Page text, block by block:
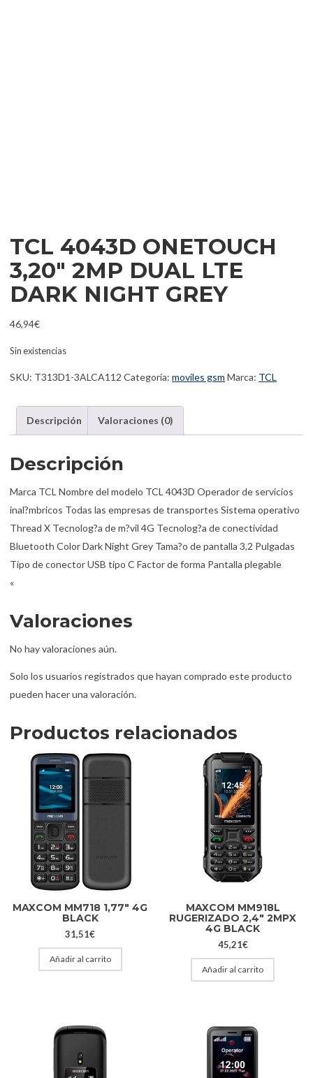
TCL 4043D ONETOUCH
3,20″ 2MP DUAL LTE
DARK NIGHT GREY
46,94€
Sin existencias
SKU: T313D1-3ALCA112 Categoría: moviles gsm Marca: TCL
Descripción Valoraciones (0)
Descripción
Marca TCL Nombre del modelo TCL 4043D Operador de servicios
inal?mbricos Todas las empresas de transportes Sistema operativo
Thread X Tecnolog?a de m?vil 4G Tecnolog?a de conectividad
Bluetooth ColorDark Night Grey Tama?o de pantalla 3,2 Pulgadas
Tipo de conectorUSB tipo C Factor de forma Pantalla plegable
«
Valoraciones
No hay valoraciones aún.
Solo los usuarios registrados que hayan comprado este producto
pueden hacer una valoración.
Productos relacionados
MAXCOM MM718 1,77″ 4G
BLACK
31,51€
Añadir al carrito
MAXCOM MM918L
RUGERIZADO 2,4″ 2MPX
4G BLACK
45,21€
Añadir al carrito